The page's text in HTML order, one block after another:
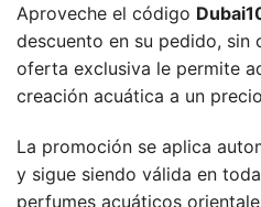
Aproveche el código
descuento en su pedido, sin
oferta exclusiva le permite
creación acuática a un
La promoción se aplica
y sigue siendo válida en
perfumes acuáticos